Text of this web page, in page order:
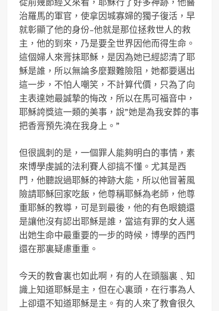
治羅馬的軍官，使拿因城寡婦的獨子復活，早
就彰顯了他的身份–他就是那位拯救世人的救
主，他的到來，乃是要全世界因他而得生命。
這個婦人來膏抹耶穌，是因為她已經認清了耶
穌是誰，所以無論多麼艱難險阻，她都要邁出
這一步，不怕人嘲笑，不計算代價，只為了向
主表達她最誠摯的悔改，所以在馬可福音中，
耶穌誇獎這一類的美事，說”她是為我安葬的事
把香膏預先澆在我身上。”
但很諷刺的是，一個罪人能夠明白的事情，素
來博學虔誠的法利賽人卻搞不懂。尤其是西
門，他聽說過耶穌的神跡大能，所以他冒著風
險請耶穌回家吃飯，他尊稱耶穌為老師，他尊
重耶穌的教導，可是到最後，他的有色眼鏡還
是讓他沒有認出耶穌是誰，當這有罪的女人邁
出她生命中最重要的一步的時候，博學的西門
還在那裏疑慮重重。
今天的教會裏也如此啊，有的人在頭腦裏﹑知
識上知道耶穌是主，但在心裏頭，在行事為人
上卻還不知道耶穌是主。有的人來了教會很久